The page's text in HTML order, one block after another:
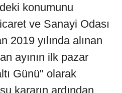
konumunu
ve Sanayi Odası
2019 yılında alınan
ayının ilk pazar
Günü" olarak
kararın ardından